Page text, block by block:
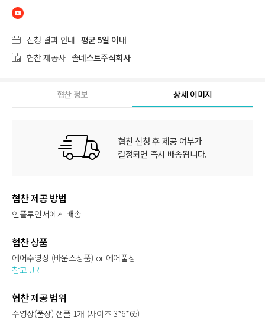
신청 결과 안내 평균 5일 이내
협찬 제공사 솔네스트주식회사
협찬 정보 상세 이미지
협찬 신청 후 제공 여부가
결정되면 즉시 배송됩니다.
협찬 제공 방법
인플루언서에게 배송
협찬 상품
에어수영장 (바운스상품) or 에어풀장
참고 URL
협찬 제공 범위
수영장(풀장) 샘플 1개 (사이즈 3*6*65)